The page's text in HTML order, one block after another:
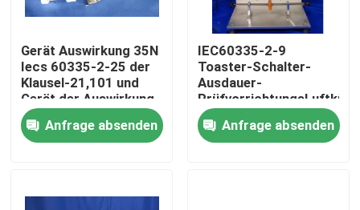
Über uns
Fabrik-Ausflug
Qualitätskontrolle
Treten Sie mit uns in Verbindung
Gerät Auswirkung 35N
Iecs 60335-2-25 der
Klausel-21,101 und
Gerät der Auswirkung
65N für Mikrowellen-
Tür-Versammlungs-
Test
Anfrage absenden
IEC60335-2-9
Toaster-Schalter-
Ausdauer-
der Klausel-19,101
Anfrage absenden